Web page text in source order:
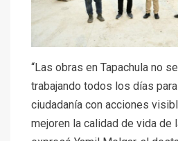
“Las obras en Tapachula no
trabajando todos los días
ciudadanía con acciones
mejoren la calidad de vida de